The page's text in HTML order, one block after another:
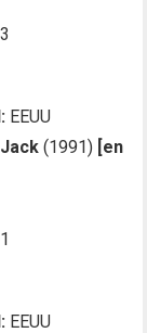
EEUU
(1991) [en
EEUU